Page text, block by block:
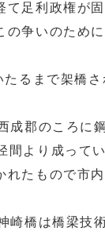
足利政権が
争いのため
るまで架橋さ
郡のころに
より成って
たもので市
橋は橋梁技